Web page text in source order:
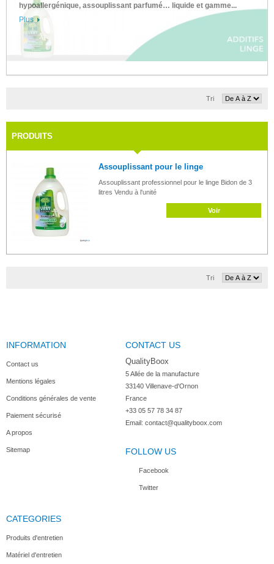
hypoallergénique, assouplissant parfumé… liquide et gamme...
Plus
Tri
PRODUITS
Assouplissant pour le linge
Assouplissant professionnel pour le linge Bidon de 3
litres Vendu à l'unité
Voir
Tri
INFORMATION
Contact us
Mentions légales
Conditions générales de vente
Paiement sécurisé
A propos
Sitemap
CONTACT US
QualityBoox
5 Allée de la manufacture
33140 Villenave-d'Ornon
France
+33 05 57 78 34 87
Email: contact@qualityboox.com
FOLLOW US
Facebook
Twitter
CATEGORIES
Produits d'entretien
Matériel d'entretien